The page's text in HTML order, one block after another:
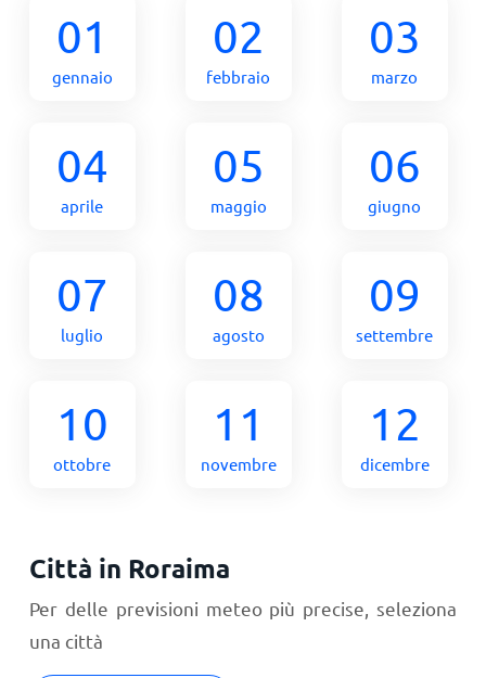
01
gennaio
02
febbraio
03
marzo
04
aprile
05
maggio
06
giugno
07
luglio
08
agosto
09
settembre
10
ottobre
11
novembre
12
dicembre
Città in Roraima
Per delle previsioni meteo più precise, seleziona
una città